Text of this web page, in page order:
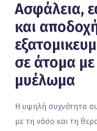
Ασφάλεια,
και
σε άτομα
μυέλωμα
Η υψηλή συχνότητα
με τη νόσο και τη